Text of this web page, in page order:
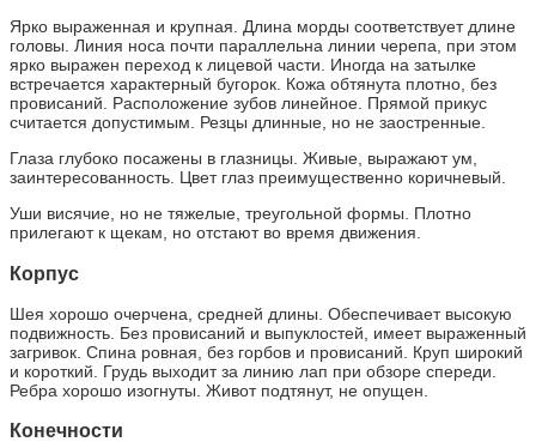
Ярко выраженная и крупная. Длина морды соответствует длине
головы. Линия носа почти параллельна линии черепа, при этом
ярко выражен переход к лицевой части. Иногда на затылке
встречается характерный бугорок. Кожа обтянута плотно, без
провисаний. Расположение зубов линейное. Прямой прикус
считается допустимым. Резцы длинные, но не заостренные.
Глаза глубоко посажены в глазницы. Живые, выражают ум,
заинтересованность. Цвет глаз преимущественно коричневый.
Уши висячие, но не тяжелые, треугольной формы. Плотно
прилегают к щекам, но отстают во время движения.
Корпус
Шея хорошо очерчена, средней длины. Обеспечивает высокую
подвижность. Без провисаний и выпуклостей, имеет выраженный
загривок. Спина ровная, без горбов и провисаний. Круп широкий
и короткий. Грудь выходит за линию лап при обзоре спереди.
Ребра хорошо изогнуты. Живот подтянут, не опущен.
Конечности